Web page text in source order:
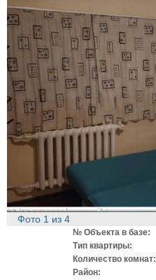
Фото 1 из 4
№ Объекта в базе:
Тип квартиры:
Количество комнат:
Район: